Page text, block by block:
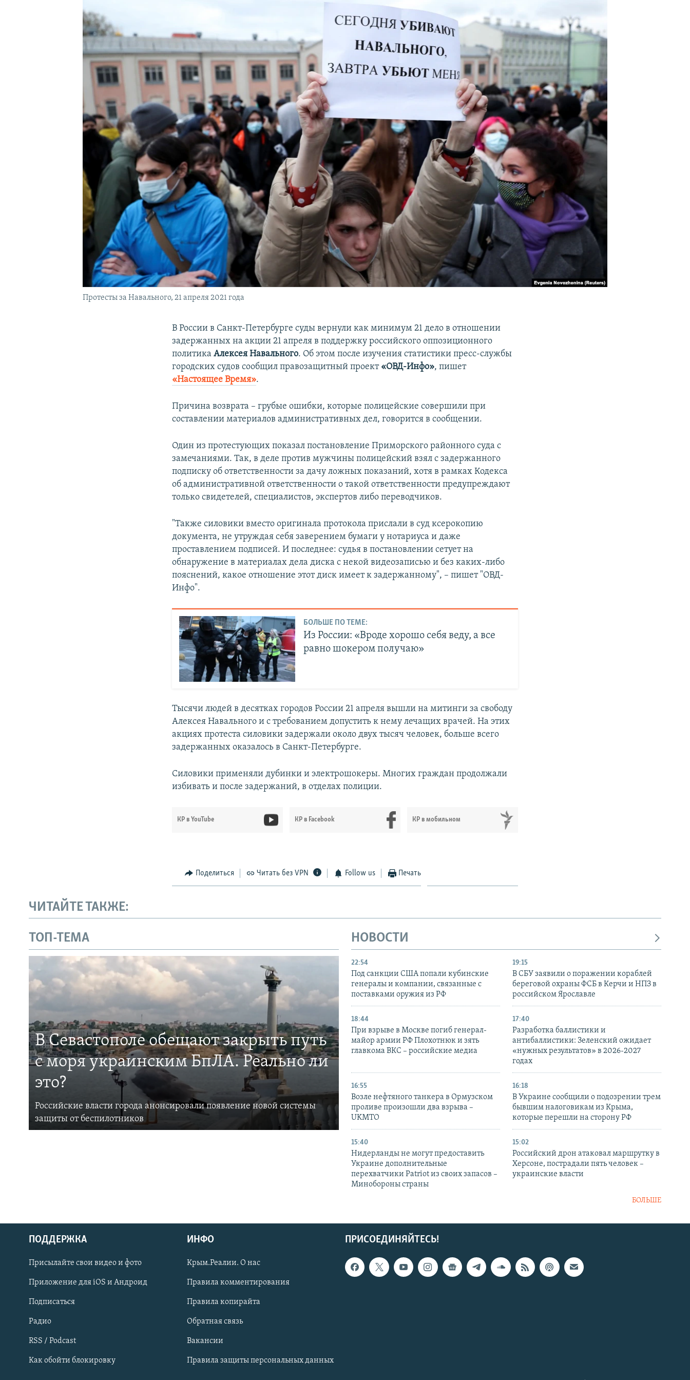
КРЫМ.НЕПОКОРЕННЫЙ
УКРАИНСКАЯ ПРОБЛЕМА КРЫМА
Українською
Qırımtatar
ПРИСОЕДИНЯЙТЕСЬ!
Протесты за Навального, 21 апреля 2021 года
В России в Санкт-Петербурге суды вернули как минимум 21 дело в отношении
задержанных на акции 21 апреля в поддержку российского оппозиционного
политикаАлексея Навального. Об этом после изучения статистики пресс-службы
городских судов сообщил правозащитный проект «ОВД-Инфо», пишет
«Настоящее Время».
Причина возврата – грубые ошибки, которые полицейские совершили при
составлении материалов административных дел, говорится в сообщении.
Один из протестующих показал постановление Приморского районного суда с
замечаниями. Так, в деле против мужчины полицейский взял с задержанного
подписку об ответственности за дачу ложных показаний, хотя в рамках Кодекса
об административной ответственности о такой ответственности предупреждают
только свидетелей, специалистов, экспертов либо переводчиков.
"Также силовики вместо оригинала протокола прислали в суд ксерокопию
документа, не утруждая себя заверением бумаги у нотариуса и даже
проставлением подписей. И последнее: судья в постановлении сетует на
обнаружение в материалах дела диска с некой видеозаписью и без каких-либо
пояснений, какое отношение этот диск имеет к задержанному", – пишет "ОВД-
Инфо".
БОЛЬШЕ ПО ТЕМЕ:
Из России: «Вроде хорошо себя веду, а все
равно шокером получаю»
Тысячи людей в десятках городов России 21 апреля вышли на митинги за свободу
Алексея Навального и с требованием допустить к нему лечащих врачей. На этих
акциях протеста силовики задержали около двух тысяч человек, больше всего
задержанных оказалось в Санкт-Петербурге.
Силовики применяли дубинки и электрошокеры. Многих граждан продолжали
избивать и после задержаний, в отделах полиции.
КР в YouTube КР в Facebook КР в мобильном
Поделиться Читать без VPN Follow us Печать
ЧИТАЙТЕ ТАКЖЕ:
ТОП-ТЕМА
В Севастополе обещают закрыть путь
с моря украинским БпЛА. Реально ли
это?
Российские власти города анонсировали появление новой системы
защиты от беспилотников
НОВОСТИ
22:54
Под санкции США попали кубинские
генералы и компании, связанные с
поставками оружия из РФ
19:15
В СБУ заявили о поражении кораблей
береговой охраны ФСБ в Керчи и НПЗ в
российском Ярославле
18:44
При взрыве в Москве погиб генерал-
майор армии РФ Плохотнюк и зять
главкома ВКС – российские медиа
17:40
Разработка баллистики и
антибаллистики: Зеленский ожидает
«нужных результатов» в 2026-2027
годах
16:55
Возле нефтяного танкера в Ормузском
проливе произошли два взрыва –
UKMTO
16:18
В Украине сообщили о подозрении трем
бывшим налоговикам из Крыма,
которые перешли на сторону РФ
15:40
Нидерланды не могут предоставить
Украине дополнительные
перехватчики Patriot из своих запасов –
Минобороны страны
15:02
Российский дрон атаковал маршрутку в
Херсоне, пострадали пять человек –
украинские власти
БОЛЬШЕ
ПРИСОЕДИНЯЙТЕСЬ!
ПОДДЕРЖКА
Присылайте свои видео и фото
Приложение для iOS и Андроид
Подписаться
Радио
RSS / Podcast
Как обойти блокировку
ИНФО
Крым.Реалии. О нас
Правила комментирования
Правила копирайта
Обратная связь
Вакансии
Правила защиты персональных данных